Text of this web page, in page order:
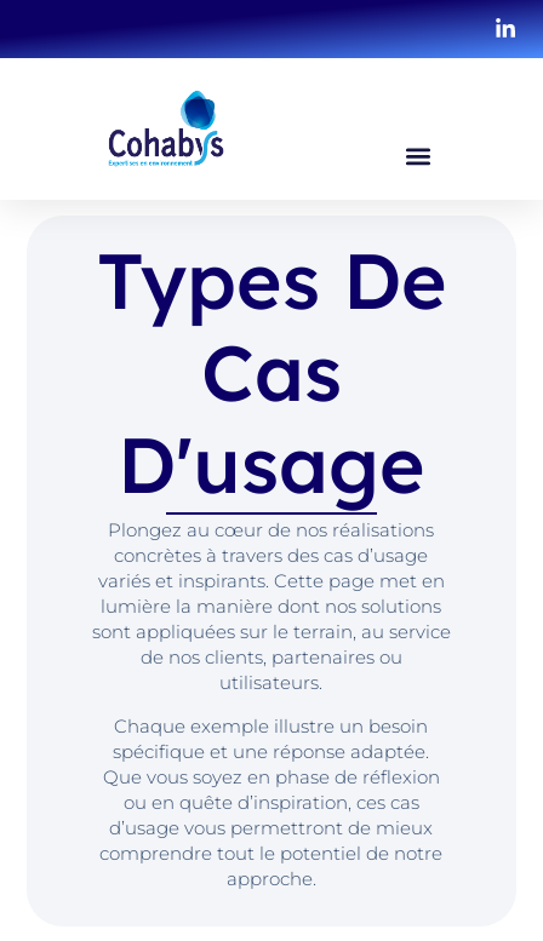
Types De
Cas
D'usage
Plongez au cœur de nos réalisations
concrètes à travers des cas d’usage
variés et inspirants. Cette page met en
lumière la manière dont nos solutions
sont appliquées sur le terrain, au service
de nos clients, partenaires ou
utilisateurs.
Chaque exemple illustre un besoin
spécifique et une réponse adaptée.
Que vous soyez en phase de réflexion
ou en quête d’inspiration, ces cas
d’usage vous permettront de mieux
comprendre tout le potentiel de notre
approche.